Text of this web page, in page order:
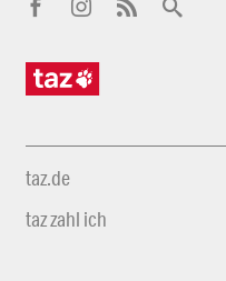
taz.de
taz zahl ich